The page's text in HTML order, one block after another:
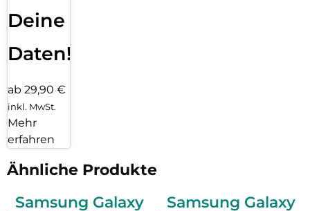
Deine
Daten!
ab 29,90 €
inkl. MwSt.
Mehr
erfahren
Ähnliche Produkte
Samsung Galaxy
Samsung Galaxy